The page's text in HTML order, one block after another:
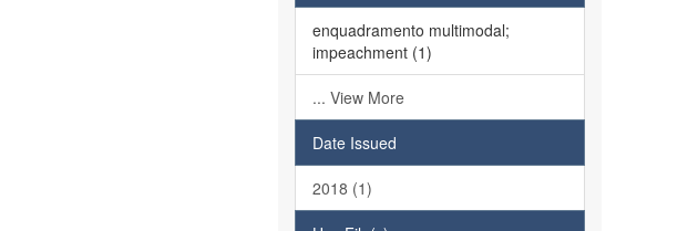
enquadramento multimodal;
impeachment (1)
... View More
Date Issued
2018 (1)